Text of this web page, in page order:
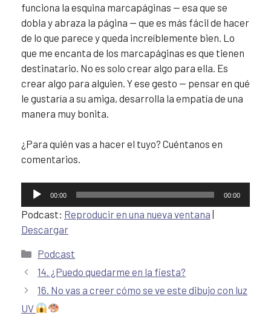
funciona la esquina marcapáginas — esa que se
dobla y abraza la página — que es más fácil de hacer
de lo que parece y queda increíblemente bien. Lo
que me encanta de los marcapáginas es que tienen
destinatario. No es solo crear algo para ella. Es
crear algo para alguien. Y ese gesto — pensar en qué
le gustaría a su amiga, desarrolla la empatía de una
manera muy bonita.
¿Para quién vas a hacer el tuyo? Cuéntanos en
comentarios.
Reproductor
de
audio
00:00 00:00
Podcast: Reproducir en una nueva ventana |
Descargar
Podcast
14. ¿Puedo quedarme en la fiesta?
16. No vas a creer cómo se ve este dibujo con luz
UV